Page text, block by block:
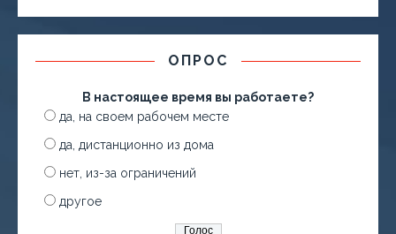
ОПРОС
В настоящее время вы работаете?
да, на своем рабочем месте
да, дистанционно из дома
нет, из-за ограничений
другое